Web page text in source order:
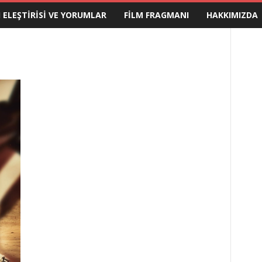
ELEŞTIRISI VE YORUMLAR FILM FRAGMANI HAKKIMIZDA